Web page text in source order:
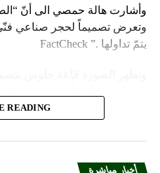
وأشارت هالة حمصي الى أنّ
وتعرض تصميماً لحجر صناعي فنّي
يتمّ تداولها .” FactCheck
تدخل): “صالون الاستقبال بمنشأة
وأشارت “النهار” الى أنّ
READING
أخبار مباشرة